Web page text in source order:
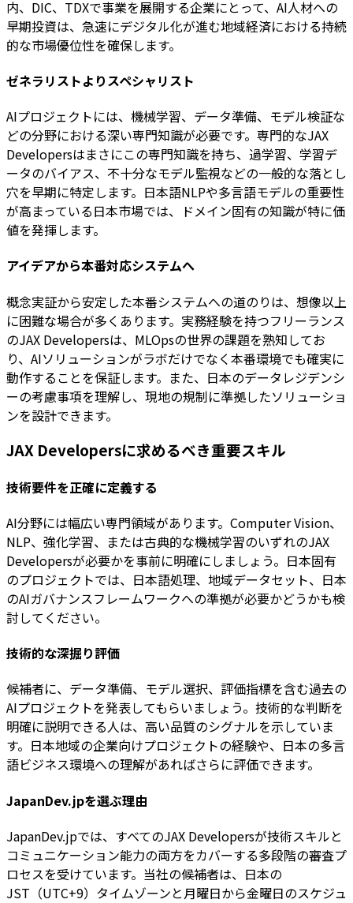
内、DIC、TDXで事業を展開する企業にとって、AI人材への
早期投資は、急速にデジタル化が進む地域経済における持続
的な市場優位性を確保します。
ゼネラリストよりスペシャリスト
AIプロジェクトには、機械学習、データ準備、モデル検証な
どの分野における深い専門知識が必要です。専門的なJAX
Developersはまさにこの専門知識を持ち、過学習、学習デ
ータのバイアス、不十分なモデル監視などの一般的な落とし
穴を早期に特定します。日本語NLPや多言語モデルの重要性
が高まっている日本市場では、ドメイン固有の知識が特に価
値を発揮します。
アイデアから本番対応システムへ
概念実証から安定した本番システムへの道のりは、想像以上
に困難な場合が多くあります。実務経験を持つフリーランス
のJAX Developersは、MLOpsの世界の課題を熟知してお
り、AIソリューションがラボだけでなく本番環境でも確実に
動作することを保証します。また、日本のデータレジデンシ
ーの考慮事項を理解し、現地の規制に準拠したソリューショ
ンを設計できます。
JAX Developersに求めるべき重要スキル
技術要件を正確に定義する
AI分野には幅広い専門領域があります。Computer Vision、
NLP、強化学習、または古典的な機械学習のいずれのJAX
Developersが必要かを事前に明確にしましょう。日本固有
のプロジェクトでは、日本語処理、地域データセット、日本
のAIガバナンスフレームワークへの準拠が必要かどうかも検
討してください。
技術的な深掘り評価
候補者に、データ準備、モデル選択、評価指標を含む過去の
AIプロジェクトを発表してもらいましょう。技術的な判断を
明確に説明できる人は、高い品質のシグナルを示していま
す。日本地域の企業向けプロジェクトの経験や、日本の多言
語ビジネス環境への理解があればさらに評価できます。
JapanDev.jpを選ぶ理由
JapanDev.jpでは、すべてのJAX Developersが技術スキルと
コミュニケーション能力の両方をカバーする多段階の審査プ
ロセスを受けています。当社の候補者は、日本の
JST（UTC+9）タイムゾーンと月曜日から金曜日のスケジュ